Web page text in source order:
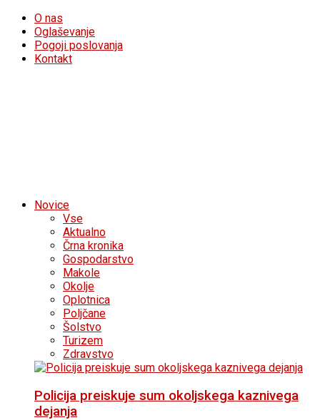
O nas
Oglaševanje
Pogoji poslovanja
Kontakt
Novice
Vse
Aktualno
Črna kronika
Gospodarstvo
Makole
Okolje
Oplotnica
Poljčane
Šolstvo
Turizem
Zdravstvo
Policija preiskuje sum okoljskega kaznivega
dejanja